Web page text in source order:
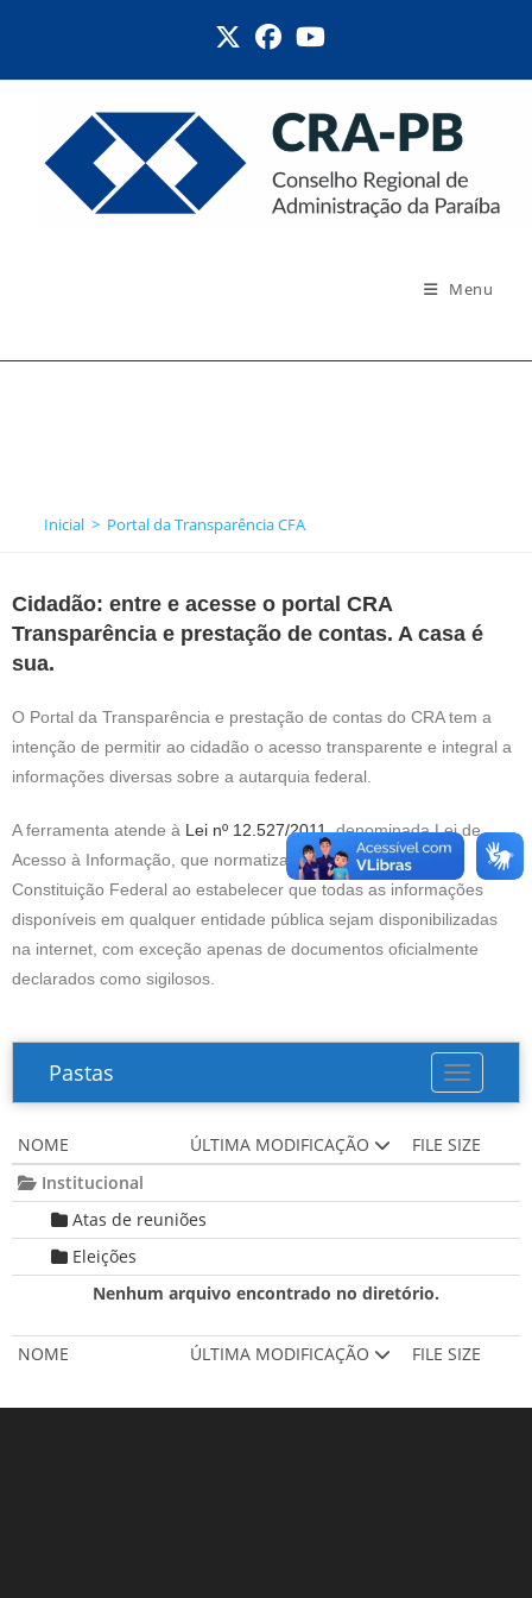
Menu
Inicial > Portal da Transparência CFA
Cidadão: entre e acesse o portal CRA
Transparência e prestação de contas. A casa é
sua.
O Portal da Transparência e prestação de contas do CRA tem a
intenção de permitir ao cidadão o acesso transparente e integral a
informações diversas sobre a autarquia federal.
A ferramenta atende à Lei nº 12.527/2011, denominada Lei de
Acesso à Informação, que normatiza os artigos 5º e 37 da
Constituição Federal ao estabelecer que todas as informações
disponíveis em qualquer entidade pública sejam disponibilizadas
na internet, com exceção apenas de documentos oficialmente
declarados como sigilosos.
Toggle
Pastas
NOME ÚLTIMA MODIFICAÇÃO FILE SIZE
NOME ÚLTIMA MODIFICAÇÃO FILE SIZE
Institucional
Atas de reuniões
Eleições
Nenhum arquivo encontrado no diretório.